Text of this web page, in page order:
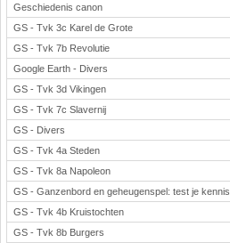
Geschiedenis canon
GS - Tvk 3c Karel de Grote
GS - Tvk 7b Revolutie
Google Earth - Divers
GS - Tvk 3d Vikingen
GS - Tvk 7c Slavernij
GS - Divers
GS - Tvk 4a Steden
GS - Tvk 8a Napoleon
GS - Ganzenbord en geheugenspel: test je kennis
GS - Tvk 4b Kruistochten
GS - Tvk 8b Burgers